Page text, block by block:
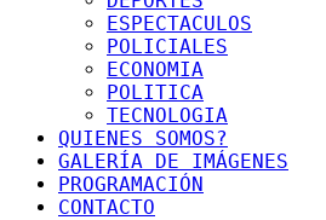
ESPECTACULOS
POLICIALES
ECONOMIA
POLITICA
TECNOLOGIA
QUIENES SOMOS?
GALERÍA DE IMÁGENES
PROGRAMACIÓN
CONTACTO